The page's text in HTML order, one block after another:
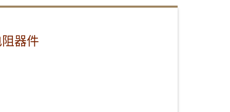
器件